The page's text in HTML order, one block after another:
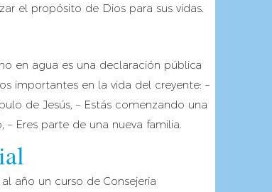
el propósito de Dios para sus vidas.
en agua es una declaración pública
importantes en la vida del creyente: –
de Jesús, – Estás comenzando una
– Eres parte de una nueva familia.
año un curso de Consejeria